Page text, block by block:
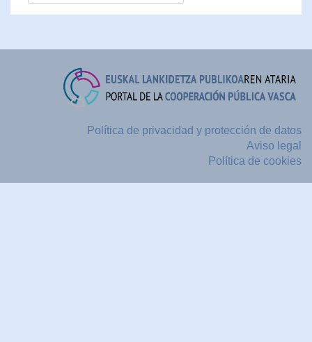
Política de privacidad y protección de datos
Aviso legal
Política de cookies